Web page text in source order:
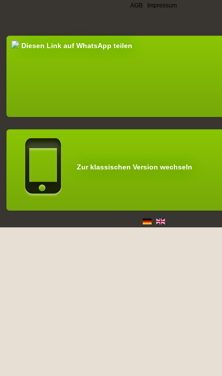
AGB Impressum
Diesen Link auf WhatsApp teilen
Zur klassischen Version wechseln